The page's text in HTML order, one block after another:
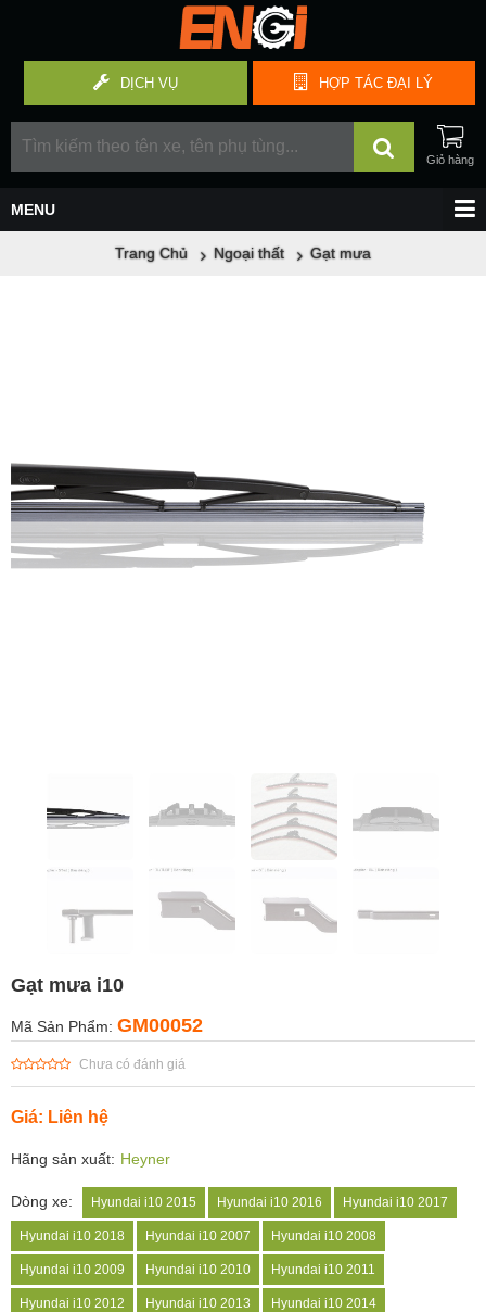
HỢP TÁC ĐẠI LÝ
DỊCH VỤ
Trang Chủ Ngoại thất Gạt mưa
Gạt mưa i10
Mã Sản Phẩm: GM00052
Chưa có đánh giá
Giá: Liên hệ
Hãng sản xuất: Heyner
Dòng xe: Hyundai i10 2015 Hyundai i10 2016 Hyundai i10 2017
Hyundai i10 2018 Hyundai i10 2007 Hyundai i10 2008
Hyundai i10 2009 Hyundai i10 2010 Hyundai i10 2011
Hyundai i10 2012 Hyundai i10 2013 Hyundai i10 2014